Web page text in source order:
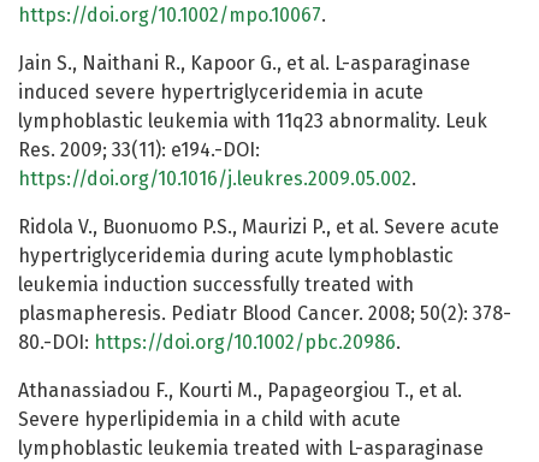
https://doi.org/10.1002/mpo.10067.
Jain S., Naithani R., Kapoor G., et al. L-asparaginase
induced severe hypertriglyceridemia in acute
lymphoblastic leukemia with 11q23 abnormality. Leuk
Res. 2009; 33(11): e194.-DOI:
https://doi.org/10.1016/j.leukres.2009.05.002.
Ridola V., Buonuomo P.S., Maurizi P., et al. Severe acute
hypertriglyceridemia during acute lymphoblastic
leukemia induction successfully treated with
plasmapheresis. Pediatr Blood Cancer. 2008; 50(2): 378-
80.-DOI: https://doi.org/10.1002/pbc.20986.
Athanassiadou F., Kourti M., Papageorgiou T., et al.
Severe hyperlipidemia in a child with acute
lymphoblastic leukemia treated with L-asparaginase